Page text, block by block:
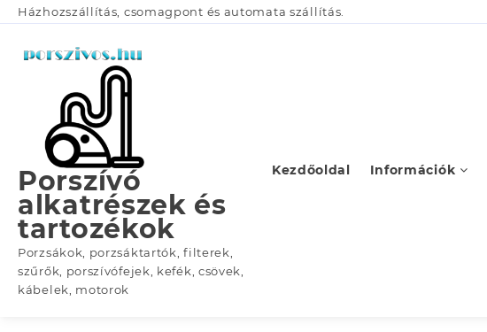
Skip
to
Házhozszállítás, csomagpont és automata szállítás.
Porszívó
alkatrészek és
tartozékok
Porzsákok, porzsáktartók, filterek,
szűrők, porszívófejek, kefék, csövek,
kábelek, motorok
Kezdőoldal Információk